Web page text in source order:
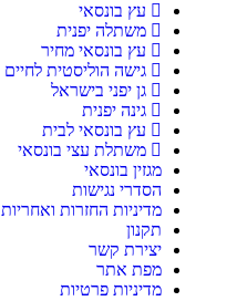
עץ בונסאי
משתלה יפנית
עץ בונסאי מחיר
גישה הוליסטית לחיים
גן יפני בישראל
גינה יפנית
עץ בונסאי לבית
משתלת עצי בונסאי
מגזין בונסאי
הסדרי נגישות
מדיניות החזרות ואחריות
תקנון
יצירת קשר
מפת אתר
מדיניות פרטיות